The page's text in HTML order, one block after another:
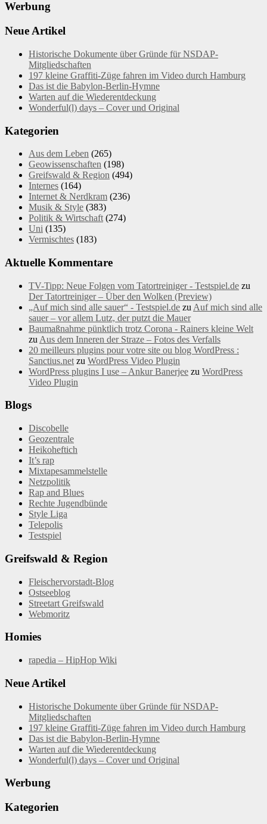
Werbung
Neue Artikel
Historische Dokumente über Gründe für NSDAP-
Mitgliedschaften
197 kleine Graffiti-Züge fahren im Video durch Hamburg
Das ist die Babylon-Berlin-Hymne
Warten auf die Wiederentdeckung
Wonderful(l) days – Cover und Original
Kategorien
Aus dem Leben (265)
Geowissenschaften (198)
Greifswald & Region (494)
Internes (164)
Internet & Nerdkram (236)
Musik & Style (383)
Politik & Wirtschaft (274)
Uni (135)
Vermischtes (183)
Aktuelle Kommentare
TV-Tipp: Neue Folgen vom Tatortreiniger - Testspiel.de zu
Der Tatortreiniger – Über den Wolken (Preview)
„Auf mich sind alle sauer“ - Testspiel.de zu Auf mich sind alle
sauer – vor allem Lutz, der putzt die Mauer
Baumaßnahme pünktlich trotz Corona - Rainers kleine Welt
zu Aus dem Inneren der Straze – Fotos des Verfalls
20 meilleurs plugins pour votre site ou blog WordPress :
Sanctius.net zu WordPress Video Plugin
WordPress plugins I use – Ankur Banerjee zu WordPress
Video Plugin
Blogs
Discobelle
Geozentrale
Heikoheftich
It’s rap
Mixtapesammelstelle
Netzpolitik
Rap and Blues
Rechte Jugendbünde
Style Liga
Telepolis
Testspiel
Greifswald & Region
Fleischervorstadt-Blog
Ostseeblog
Streetart Greifswald
Webmoritz
Homies
rapedia – HipHop Wiki
Neue Artikel
Historische Dokumente über Gründe für NSDAP-
Mitgliedschaften
197 kleine Graffiti-Züge fahren im Video durch Hamburg
Das ist die Babylon-Berlin-Hymne
Warten auf die Wiederentdeckung
Wonderful(l) days – Cover und Original
Werbung
Kategorien